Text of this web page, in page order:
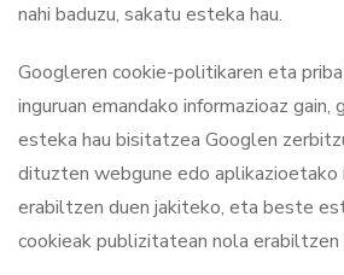
nahi baduzu, sakatu esteka hau.
Googleren cookie-politikaren eta
inguruan emandako informazioaz gain,
esteka hau bisitatzea Googlen
dituzten webgune edo aplikazioetako
erabiltzen duen jakiteko, eta beste
cookieak publizitatean nola